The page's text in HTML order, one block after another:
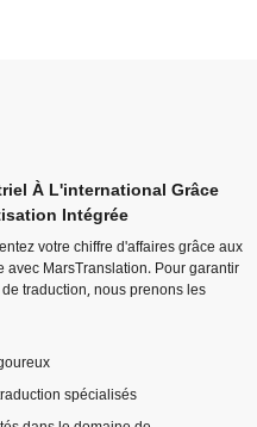
À L'international Grâce
Intégrée
votre chiffre d'affaires grâce aux
MarsTranslation. Pour garantir
traduction, nous prenons les
spécialisés